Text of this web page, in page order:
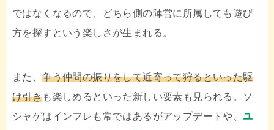
ではなくなるので、どちら側の陣営に所属しても遊び
方を探すという楽しさが生まれる。
また、争う仲間の振りをして近寄って狩るといった駆
け引きも楽しめるといった新しい要素も見られる。ソ
シャゲはインフレも常ではあるがアップデートや、ユ